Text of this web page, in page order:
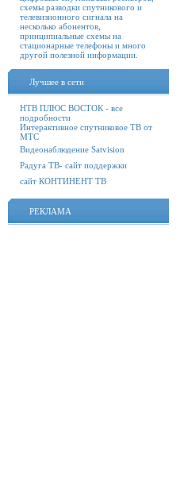
схемы разводки спутникового и
телевизионного сигнала на
несколько абонентов,
принципиальные схемы на
стационарные телефоны и много
другой полезной информации.
Лучшее в сети
НТВ ПЛЮС ВОСТОК - все
подробности
Интерактивное спутниковое ТВ от
МТС
Видеонаблюдение Satvision
Радуга ТВ- сайт поддержки
сайт КОНТИНЕНТ ТВ
РЕКЛАМА